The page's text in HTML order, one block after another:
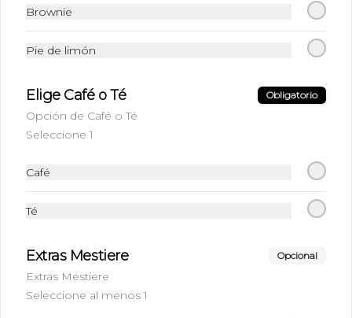
Shot de Espresso + Chocolate blanco +
Brownie
Pie de limón
Elige Café o Té Obligatorio
Opción de Café o Té
Seleccione 1
Café
Té
Extras Mestiere Opcional
Extras Mestiere
Seleccione al menos 1